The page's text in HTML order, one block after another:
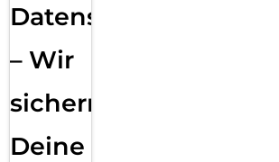
Datensicherung
– Wir
sichern
Deine